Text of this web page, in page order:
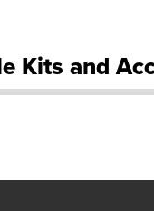
Kits and